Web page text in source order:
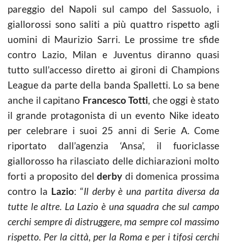
pareggio del Napoli sul campo del Sassuolo, i
giallorossi sono saliti a più quattro rispetto agli
uomini di Maurizio Sarri. Le prossime tre sfide
contro Lazio, Milan e Juventus diranno quasi
tutto sull’accesso diretto ai gironi di Champions
League da parte della banda Spalletti. Lo sa bene
anche il capitano Francesco Totti, che oggi è stato
il grande protagonista di un evento Nike ideato
per celebrare i suoi 25 anni di Serie A. Come
riportato dall’agenzia ‘Ansa’, il fuoriclasse
giallorosso ha rilasciato delle dichiarazioni molto
forti a proposito delderby di domenica prossima
contro la Lazio: “Il derby è una partita diversa da
tutte le altre. La Lazio è una squadra che sul campo
cerchi sempre di distruggere, ma sempre col massimo
rispetto. Per la città, per la Roma e per i tifosi cerchi